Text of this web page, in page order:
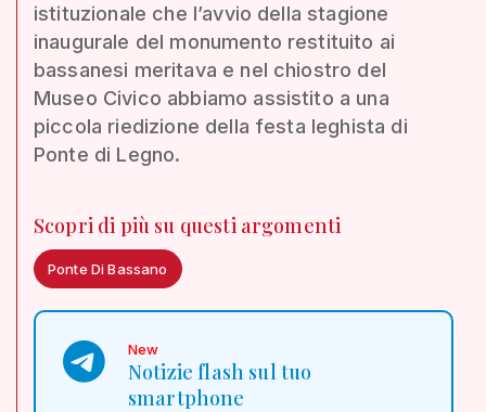
istituzionale che l’avvio della stagione
inaugurale del monumento restituito ai
bassanesi meritava e nel chiostro del
Museo Civico abbiamo assistito a una
piccola riedizione della festa leghista di
Ponte di Legno.
Scopri di più su questi argomenti
Ponte Di Bassano
New
Notizie flash sul tuo
smartphone